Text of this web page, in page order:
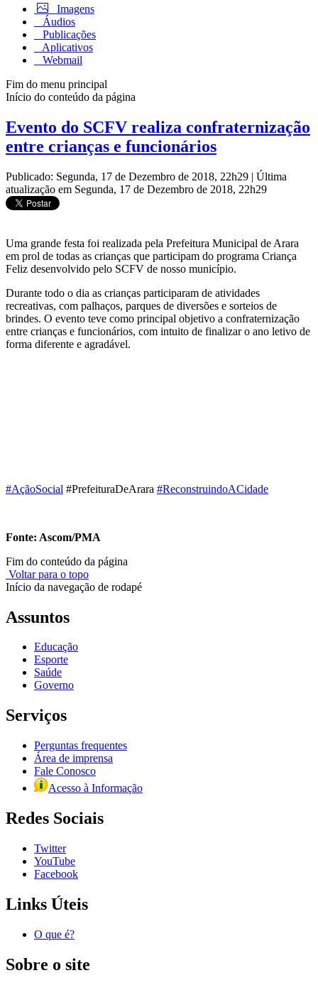
Imagens
Áudios
Publicações
Aplicativos
Webmail
Fim do menu principal
Início do conteúdo da página
Evento do SCFV realiza confraternização
entre crianças e funcionários
Publicado: Segunda, 17 de Dezembro de 2018, 22h29 | Última
atualização em Segunda, 17 de Dezembro de 2018, 22h29
Uma grande festa foi realizada pela Prefeitura Municipal de Arara
em prol de todas as crianças que participam do programa Criança
Feliz desenvolvido pelo SCFV de nosso município.
Durante todo o dia as crianças participaram de atividades
recreativas, com palhaços, parques de diversões e sorteios de
brindes. O evento teve como principal objetivo a confraternização
entre crianças e funcionários, com intuito de finalizar o ano letivo de
forma diferente e agradável.
#AçãoSocial #PrefeituraDeArara #ReconstruindoACidade
Fonte: Ascom/PMA
Fim do conteúdo da página
Voltar para o topo
Início da navegação de rodapé
Assuntos
Educação
Esporte
Saúde
Governo
Serviços
Perguntas frequentes
Área de imprensa
Fale Conosco
Acesso à Informação
Redes Sociais
Twitter
YouTube
Facebook
Links Úteis
O que é?
Sobre o site